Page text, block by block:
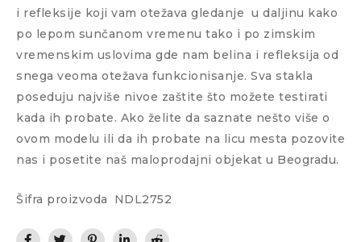
i refleksije koji vam otežava gledanje u daljinu kako
po lepom sunčanom vremenu tako i po zimskim
vremenskim uslovima gde nam belina i refleksija od
snega veoma otežava funkcionisanje. Sva stakla
poseduju najviše nivoe zaštite što možete testirati
kada ih probate. Ako želite da saznate nešto više o
ovom modelu ili da ih probate na licu mesta pozovite
nas i posetite naš maloprodajni objekat u Beogradu.
Šifra proizvoda NDL2752